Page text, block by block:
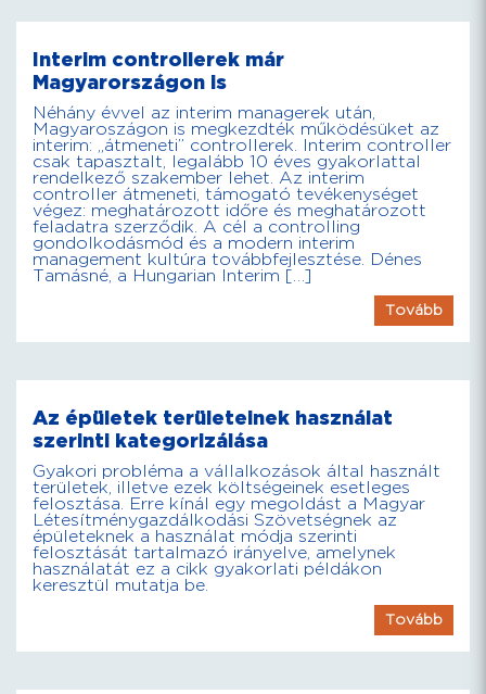
Interim controllerek már
Magyarországon is
Néhány évvel az interim managerek után,
Magyaroszágon is megkezdték működésüket az
interim: „átmeneti” controllerek. Interim controller
csak tapasztalt, legalább 10 éves gyakorlattal
rendelkező szakember lehet. Az interim
controller átmeneti, támogató tevékenységet
végez: meghatározott időre és meghatározott
feladatra szerződik. A cél a controlling
gondolkodásmód és a modern interim
management kultúra továbbfejlesztése. Dénes
Tamásné, a Hungarian Interim […]
Tovább
Az épületek területeinek használat
szerinti kategorizálása
Gyakori probléma a vállalkozások által használt
területek, illetve ezek költségeinek esetleges
felosztása. Erre kínál egy megoldást a Magyar
Létesítménygazdálkodási Szövetségnek az
épületeknek a használat módja szerinti
felosztását tartalmazó irányelve, amelynek
használatát ez a cikk gyakorlati példákon
keresztül mutatja be.
Tovább